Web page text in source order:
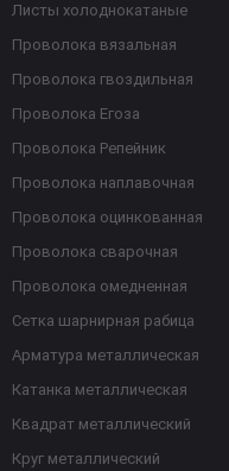
Листы холоднокатаные
Проволока вязальная
Проволока гвоздильная
Проволока Егоза
Проволока Репейник
Проволока наплавочная
Проволока оцинкованная
Проволока сварочная
Проволока омедненная
Сетка шарнирная рабица
Арматура металлическая
Катанка металлическая
Квадрат металлический
Круг металлический